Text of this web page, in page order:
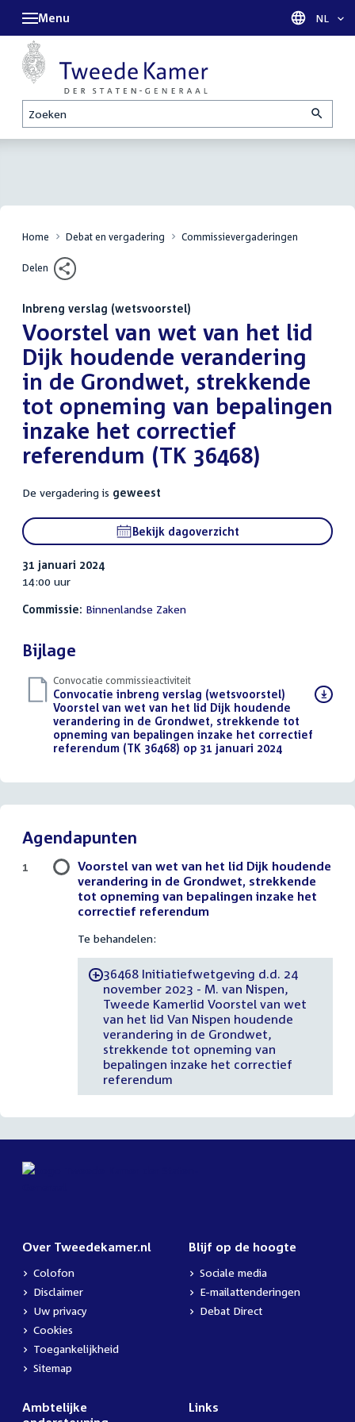
Zoeken
Menu Taal
NL
Home Debat en vergadering Commissievergaderingen
Delen
Inbreng verslag (wetsvoorstel)
:Voorstel van wet van het lid
Dijk houdende verandering
in de Grondwet, strekkende
tot opneming van bepalingen
inzake het correctief
referendum (TK 36468)
De vergadering is geweest
Bekijk dagoverzicht
31 januari 2024
14:00 uur
Commissie: Binnenlandse Zaken
Bijlage
Convocatie commissieactiviteit
Download
bestand:
Convocatie inbreng verslag (wetsvoorstel)
Voorstel van wet van het lid Dijk houdende
verandering in de Grondwet, strekkende tot
opneming van bepalingen inzake het correctief
referendum (TK 36468) op 31 januari 2024(PDF)
Agendapunten
Voorstel van wet van het lid Dijk houdende
verandering in de Grondwet, strekkende
tot opneming van bepalingen inzake het
correctief referendum
Te behandelen:
-36468 Initiatiefwetgeving d.d. 24
november 2023 - M. van Nispen,
Tweede Kamerlid Voorstel van wet
van het lid Van Nispen houdende
verandering in de Grondwet,
strekkende tot opneming van
bepalingen inzake het correctief
referendum
1
Over Tweedekamer.nl
Colofon
Disclaimer
Uw privacy
Cookies
Toegankelijkheid
Sitemap
Blijf op de hoogte
Sociale media
E-mailattenderingen
Debat Direct
Ambtelijke
Links